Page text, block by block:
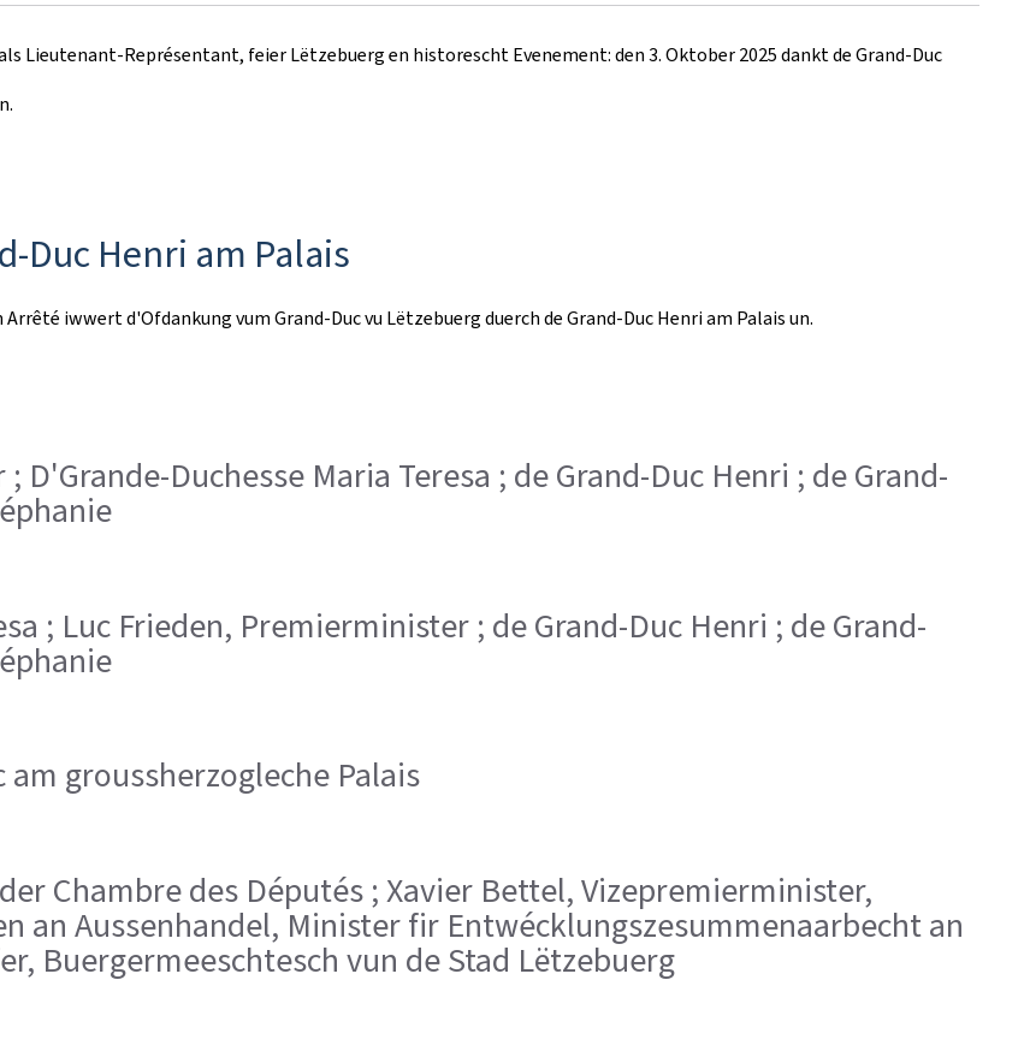
Lieutenant-Représentant, feier Lëtzebuerg en historescht Evenement: den 3. Oktober 2025 dankt de Grand-Duc
Duc Henri am Palais
iwwert d'Ofdankung vum Grand-Duc vu Lëtzebuerg duerch de Grand-Duc Henri am Palais un.
Duchesse Maria Teresa ; de Grand-Duc Henri ; de Grand-
; Luc Frieden, Premierminister ; de Grand-Duc Henri ; de Grand-
groussherzogleche Palais
Chambre des Députés ; Xavier Bettel, Vizepremierminister,
an Aussenhandel, Minister fir Entwécklungszesummenaarbecht an
Buergermeeschtesch vun de Stad Lëtzebuerg